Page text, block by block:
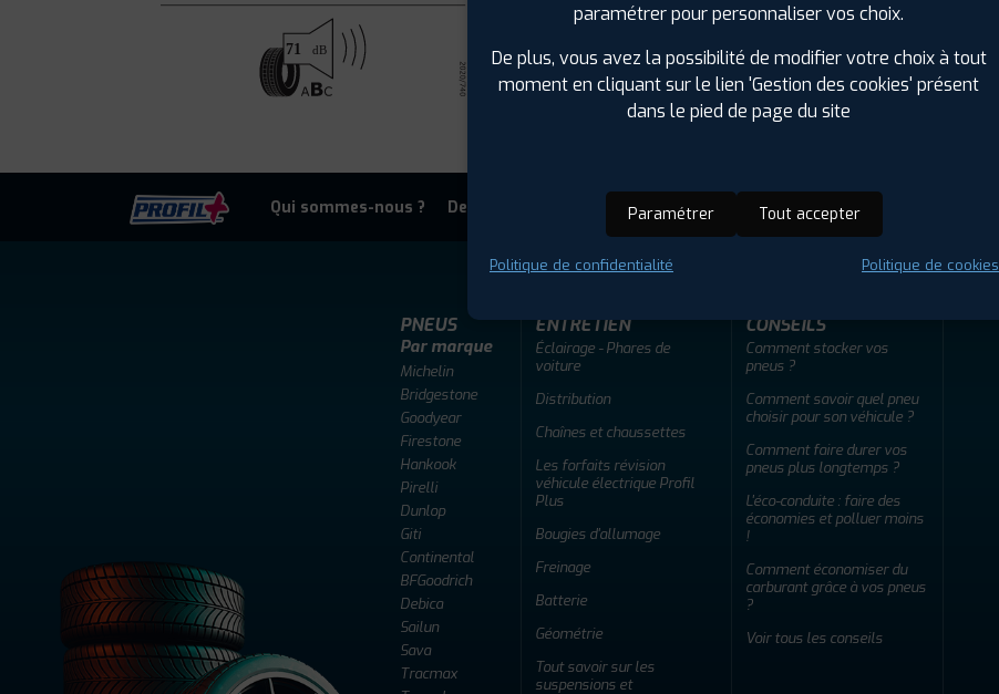
Qui sommes-nous ? Devenir adherent Offres d'emploi FAQ
PNEUS
Par marque
Michelin
Bridgestone
Goodyear
Firestone
Hankook
Pirelli
Dunlop
Giti
Continental
BFGoodrich
Debica
Sailun
Sava
Tracmax
ENTRETIEN
Éclairage - Phares de
voiture
Distribution
Chaînes et chaussettes
Les forfaits révision
véhicule électrique Profil
Plus
Bougies d'allumage
Freinage
Batterie
Géométrie
Tout savoir sur les
suspensions et
CONSEILS
Comment stocker vos
pneus ?
Comment savoir quel pneu
choisir pour son véhicule ?
Comment faire durer vos
pneus plus longtemps ?
L'éco-conduite : faire des
économies et polluer moins
!
Comment économiser du
carburant grâce à vos pneus
?
Voir tous les conseils
paramétrer pour personnaliser vos choix.
De plus, vous avez la possibilité de modifier votre choix à tout
moment en cliquant sur le lien 'Gestion des cookies' présent
dans le pied de page du site
Paramétrer Tout accepter
Politique de confidentialité Politique de cookies